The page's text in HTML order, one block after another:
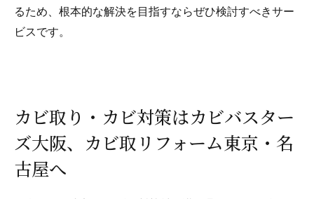
るため、根本的な解決を目指すならぜひ検討すべきサー
ビスです。
カビ取り・カビ対策はカビバスター
ズ大阪、カビ取リフォーム東京・名
古屋へ